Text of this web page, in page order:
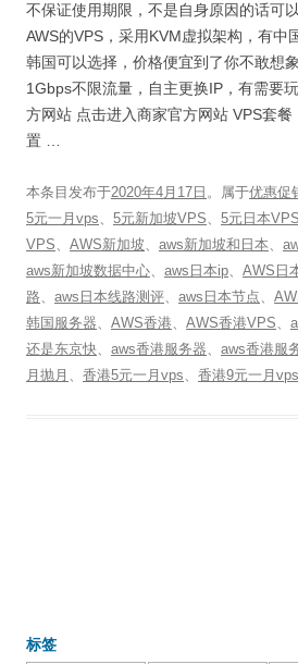
不保证使用期限，不是自身原因的话可
AWS的VPS，采用KVM虚拟架构，有中
韩国可以选择，价格便宜到了你不敢想
1Gbps不限流量，自主更换IP，有需要
方网站 点击进入商家官方网站 VPS套
置 …
本条目发布于2020年4月17日 。属于优惠促
5元一月vps、 5元新加坡VPS、 5元日本VPS
VPS、 AWS新加坡、 aws新加坡和日本、
aws新加坡数据中心、 aws日本ip、 AWS日
路、 aws日本线路测评、 aws日本节点、
韩国服务器、 AWS香港、 AWS香港VPS、
还是东京快、 aws香港服务器、 aws香港服
月抛月 、 香港5元一月vps、 香港9元一月vps
标签